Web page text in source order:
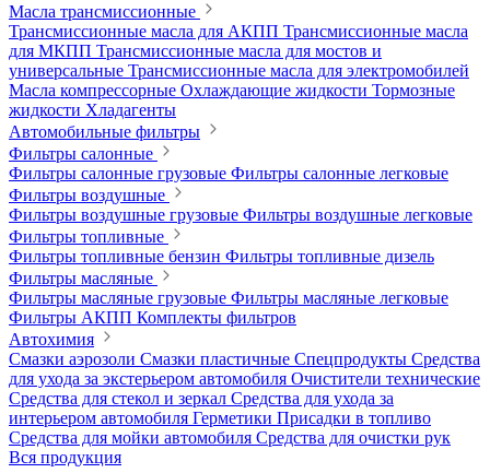
Масла трансмиссионные
Трансмиссионные масла для АКПП Трансмиссионные масла
для МКПП Трансмиссионные масла для мостов и
универсальные Трансмиссионные масла для электромобилей
Масла компрессорные Охлаждающие жидкости Тормозные
жидкости Хладагенты
Автомобильные фильтры
Фильтры салонные
Фильтры салонные грузовые Фильтры салонные легковые
Фильтры воздушные
Фильтры воздушные грузовые Фильтры воздушные легковые
Фильтры топливные
Фильтры топливные бензин Фильтры топливные дизель
Фильтры масляные
Фильтры масляные грузовые Фильтры масляные легковые
Фильтры АКПП Комплекты фильтров
Автохимия
Смазки аэрозоли Смазки пластичные Спецпродукты Средства
для ухода за экстерьером автомобиля Очистители технические
Средства для стекол и зеркал Средства для ухода за
интерьером автомобиля Герметики Присадки в топливо
Средства для мойки автомобиля Средства для очистки рук
Вся продукция